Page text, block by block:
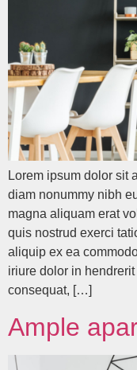
Lorem ipsum dolor sit
diam nonummy nibh
magna aliquam erat
quis nostrud exerci
aliquip ex ea
iriure dolor in
consequat, […]
Ample